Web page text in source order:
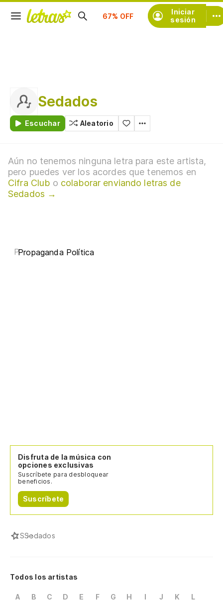
Iniciar
sesión
Suscríbete
Sedados
Escuchar Aleatorio
Aún no tenemos ninguna letra para este artista,
pero puedes ver los acordes que tenemos en
Cifra Club o colaborar enviando letras de
Sedados →
PPropaganda Política
Disfruta de la música con
opciones exclusivas
Suscríbete para desbloquear
beneficios.
Suscríbete
SSedados
Todos los artistas
A B C D E F G H I J K
L